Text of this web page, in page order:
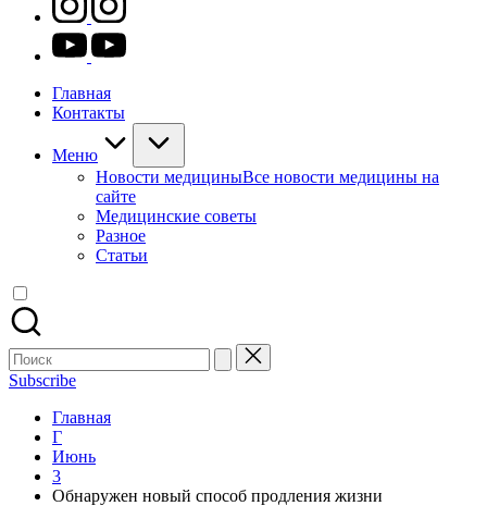
youtube.com
Главная
Контакты
Меню
Новости медициныВсе новости медицины на
сайте
Медицинские советы
Разное
Статьи
Поиск
для:
Subscribe
Главная
Г
Июнь
3
Обнаружен новый способ продления жизни